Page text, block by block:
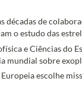
décadas de
o estudo das
e Ciências do
mundial sobre
escolhe